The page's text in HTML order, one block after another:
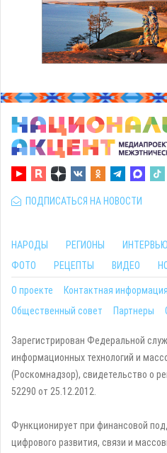
ПОДПИСАТЬСЯ НА НОВОСТИ
НАРОДЫ РЕГИОНЫ ИНТЕРВЬЮ
ФОТО
РЕЦЕПТЫ ВИДЕО
О проекте Контактная информация
Общественный совет
Партнеры
Зарегистрирован Федеральной
информационных технологий и
(Роскомнадзор), свидетельство о
52290 от 25.12.2012.
Функционирует при финансовой
цифрового развития, связи и